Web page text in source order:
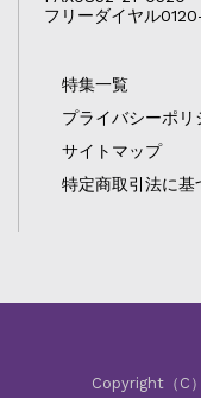
フリーダイヤル
特集一覧
プライバシーポリ
サイトマップ
特定商取引法に基
Copyright（C